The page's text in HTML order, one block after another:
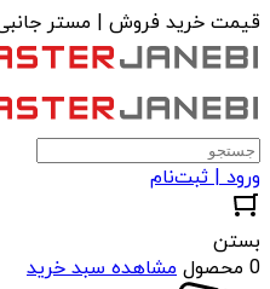
قیمت خرید فروش | مستر
ورود | ثبت‌نام
بستن
0 محصول
مشاهده سبد خرید